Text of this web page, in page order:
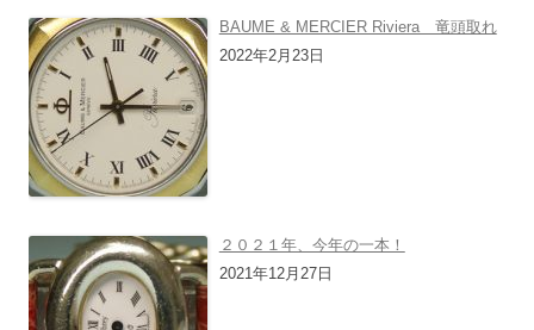
BAUME & MERCIER Riviera 竜頭取れ
2022年2月23日
２０２１年、今年の一本！
2021年12月27日